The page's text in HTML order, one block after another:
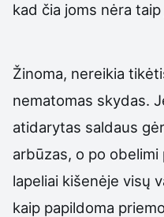
kad čia joms nėra
Žinoma, nereikia
nematomas skydas.
atidarytas saldaus
arbūzas, o po
lapeliai kišenėje visų
kaip papildoma